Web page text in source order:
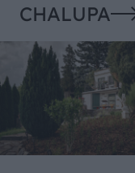
CHALUPA